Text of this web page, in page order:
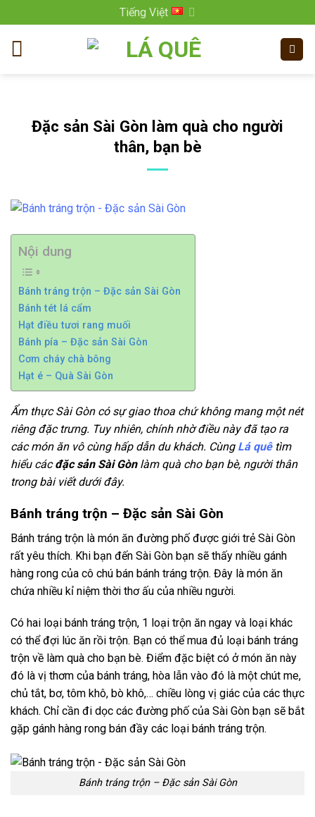
qua
nội
dung
Tiếng Việt
Đặc sản Sài Gòn làm quà cho người
thân, bạn bè
Nội dung
Bánh tráng trộn – Đặc sản Sài Gòn
Bánh tét lá cẩm
Hạt điều tươi rang muối
Bánh pía – Đặc sản Sài Gòn
Cơm cháy chà bông
Hạt é – Quà Sài Gòn
Ẩm thực Sài Gòn có sự giao thoa chứ không mang một nét
riêng đặc trưng. Tuy nhiên, chính nhờ điều này đã tạo ra
các món ăn vô cùng hấp dẫn du khách. Cùng Lá quêtìm
hiểu cácđặc sản Sài Gònlàm quà cho bạn bè, người thân
trong bài viết dưới đây.
Bánh tráng trộn – Đặc sản Sài Gòn
Bánh tráng trộn là món ăn đường phố được giới trẻ Sài Gòn
rất yêu thích. Khi bạn đến Sài Gòn bạn sẽ thấy nhiều gánh
hàng rong của cô chú bán bánh tráng trộn. Đây là món ăn
chứa nhiều kỉ niệm thời thơ ấu của nhiều người.
Có hai loại bánh tráng trộn, 1 loại trộn ăn ngay và loại khác
có thể đợi lúc ăn rồi trộn. Bạn có thể mua đủ loại bánh tráng
trộn về làm quà cho bạn bè. Điểm đặc biệt có ở món ăn này
đó là vị thơm của bánh tráng, hòa lẫn vào đó là một chút me,
chủ tắt, bơ, tôm khô, bò khô,… chiều lòng vị giác của các thực
khách. Chỉ cần đi dọc các đường phố của Sài Gòn bạn sẽ bắt
gặp gánh hàng rong bán đầy các loại bánh tráng trộn.
Bánh tráng trộn – Đặc sản Sài Gòn